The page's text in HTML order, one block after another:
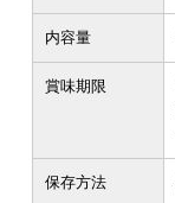
内容量
賞味期限
保存方法